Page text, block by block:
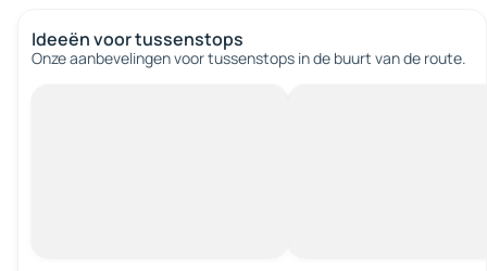
Ideeën voor tussenstops
Onze aanbevelingen voor tussenstops in de buurt van de route.